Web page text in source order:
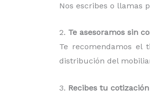
Nos escribes o llamas
2. Te asesoramos sin
Te recomendamos el
distribución del
3. Recibes tu